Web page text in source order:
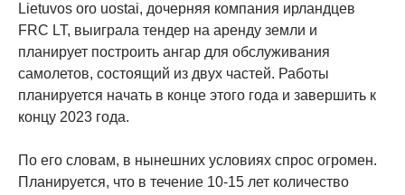
Lietuvos oro uostai, дочерняя компания ирландцев
FRC LT, выиграла тендер на аренду земли и
планирует построить ангар для обслуживания
самолетов, состоящий из двух частей. Работы
планируется начать в конце этого года и завершить к
концу 2023 года.
По его словам, в нынешних условиях спрос огромен.
Планируется, что в течение 10-15 лет количество